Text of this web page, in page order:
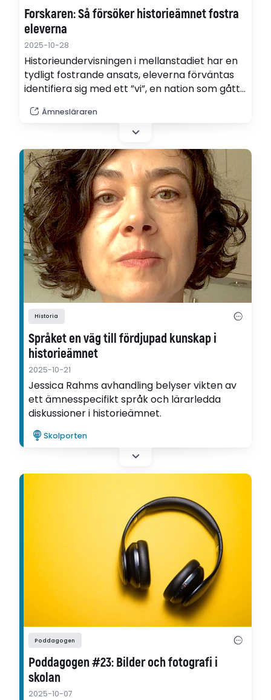
Forskaren: Så försöker historieämnet fostra
eleverna
2025-10-28
Historieundervisningen i mellanstadiet har en
tydligt fostrande ansats, eleverna förväntas
identifiera sig med ett ”vi”, en nation som gått
"Men elever med annan etnisk bakgrund
vänder sig delvis mot den här inbakade
avhandling.
Ämnesläraren
Historia
Språket en väg till fördjupad kunskap i
historieämnet
2025-10-21
Jessica Rahms avhandling belyser vikten av
ett ämnesspecifikt språk och lärarledda
diskussioner i historieämnet.
Skolporten
Poddagogen
Poddagogen #23: Bilder och fotografi i
skolan
2025-10-07